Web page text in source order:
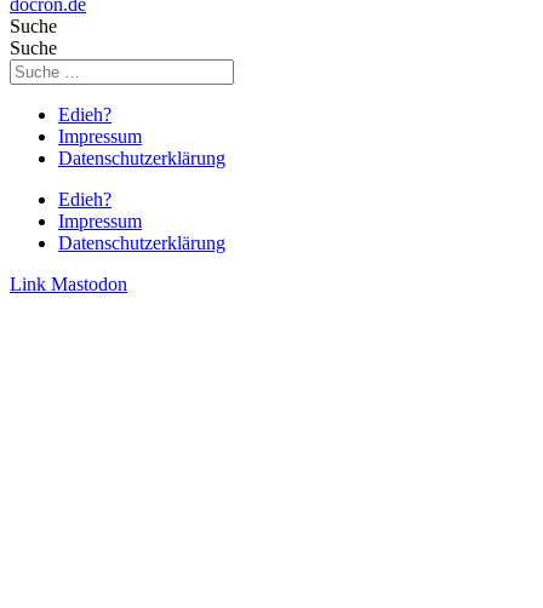
docron.de
Suche
Suche
Edieh?
Impressum
Datenschutzerklärung
Edieh?
Impressum
Datenschutzerklärung
Link Mastodon